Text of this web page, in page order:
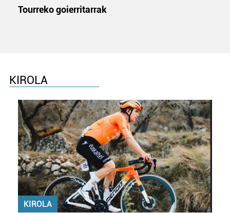
Tourreko goierritarrak
KIROLA
KIROLA